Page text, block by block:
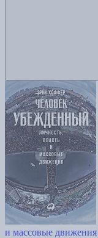
и массовые движения